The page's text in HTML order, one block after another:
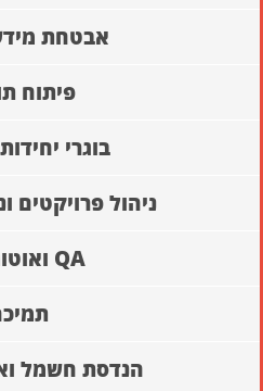
אבטחת
פיתוח
בוגרי
ניהול פרויקטים
QA ואוטומציה
הנדסת חשמל